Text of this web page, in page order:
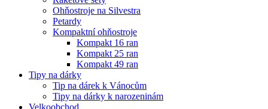
Ohňostroje na Silvestra
Petardy
Kompaktní ohňostroje
Kompakt 16 ran
Kompakt 25 ran
Kompakt 49 ran
Tipy na dárky
Tip na dárek k Vánocům
Tipy na dárky k narozeninám
Velkoobchod